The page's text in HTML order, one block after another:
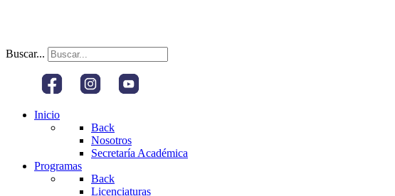
Buscar...
Inicio
Back
Nosotros
Secretaría Académica
Programas
Back
Licenciaturas